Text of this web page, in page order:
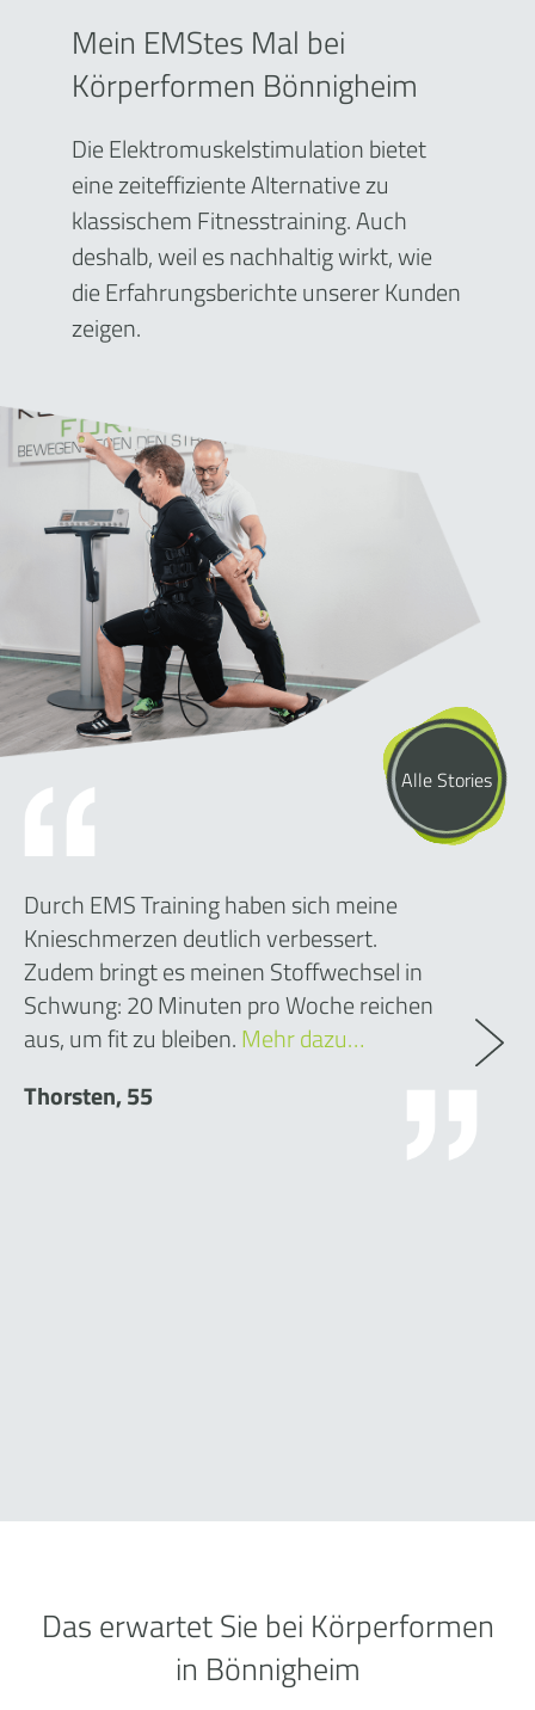
Mein EMStes Mal bei
Körperformen Bönnigheim
Die Elektromuskelstimulation bietet
eine zeiteffiziente Alternative zu
klassischem Fitnesstraining. Auch
deshalb, weil es nachhaltig wirkt, wie
die Erfahrungsberichte unserer Kunden
zeigen.
Alle Stories
Durch EMS Training haben sich meine
Knieschmerzen deutlich verbessert.
Zudem bringt es meinen Stoffwechsel in
Schwung: 20 Minuten pro Woche reichen
aus, um fit zu bleiben.Mehr dazu…
Thorsten, 55
Das erwartet Sie bei Körperformen
in Bönnigheim